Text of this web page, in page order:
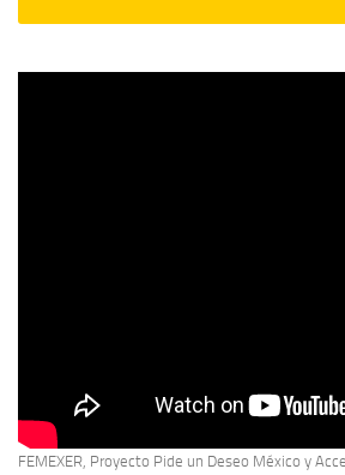
FEMEXER, Proyecto Pide un Deseo México y